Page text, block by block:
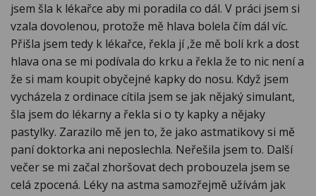
jsem šla k lékařce aby mi poradila co dál. V práci jsem si
vzala dovolenou, protože mě hlava bolela čím dál víc.
Přišla jsem tedy k lékařce, řekla jí ,že mě bolí krk a dost
hlava ona se mi podívala do krku a řekla že to nic není a
že si mam koupit obyčejné kapky do nosu. Když jsem
vycházela z ordinace cítila jsem se jak nějaký simulant,
šla jsem do lékarny a řekla si o ty kapky a nějaky
pastylky. Zarazilo mě jen to, že jako astmatikovy si mě
paní doktorka ani neposlechla. Neřešila jsem to. Další
večer se mi začal zhoršovat dech probouzela jsem se
celá zpocená. Léky na astma samozřejmě užívám jak